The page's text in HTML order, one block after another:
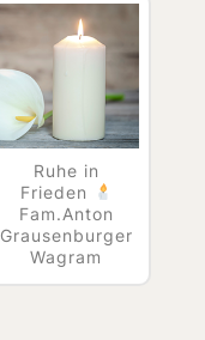
Ruhe in
Frieden
Fam.Anton
Grausenburger
Wagram